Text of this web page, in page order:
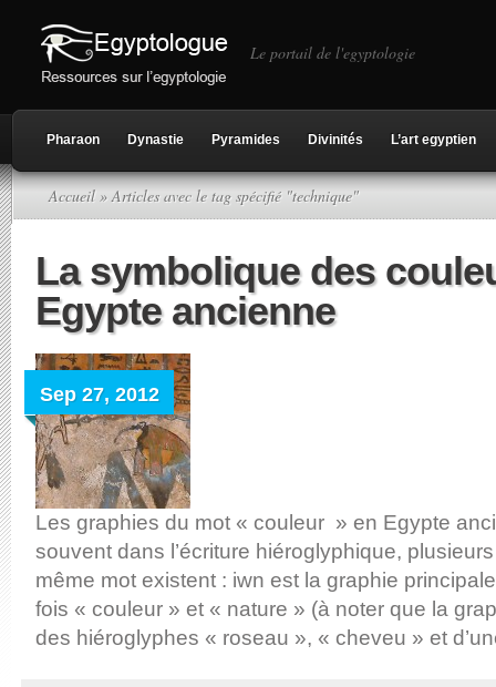
Le portail de l'egyptologie
Pharaon Dynastie Pyramides Divinités L’art egyptien
Accueil» Articles avec le tag spécifié "technique"
La symbolique des
Egypte ancienne
Sep 27, 2012
Les graphies du mot « couleur » en Egypte
souvent dans l’écriture hiéroglyphique,
même mot existent : iwn est la graphie
fois « couleur » et « nature » (à noter que la
des hiéroglyphes « roseau », « cheveu » et